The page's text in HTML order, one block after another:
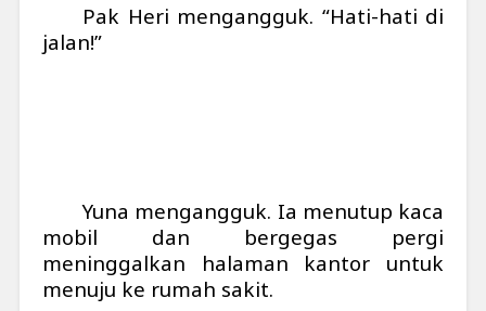
Pak Heri mengangguk. “Hati-hati di
jalan!”
Yuna mengangguk. Ia menutup kaca
mobil dan bergegas pergi
meninggalkan halaman kantor untuk
menuju ke rumah sakit.